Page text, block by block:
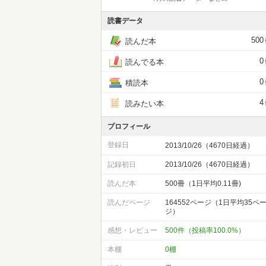
読書データ
読んだ本 500
読んでる本 0
積読本 0
読みたい本 4
プロフィール
登録日 2013/10/26（4670日経過）
記録初日 2013/10/26（4670日経過）
読んだ本 500冊（1日平均0.11冊)
読んだページ
164552ページ（1日平均35ペー
ジ）
感想・レビュー 500件（投稿率100.0%）
本棚 0棚